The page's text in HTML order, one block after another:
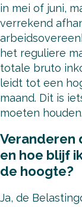
in mei of juni,
verrekend
het reguliere
totale bruto
leidt tot een
maand. Dit is
moeten houden.
Veranderen
en hoe blijf
de hoogte?
Ja, de